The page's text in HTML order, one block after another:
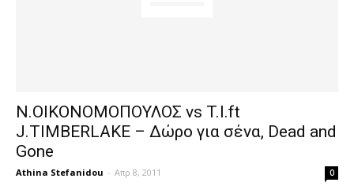
Ν.ΟΙΚΟΝΟΜΟΠΟΥΛΟΣ vs T.I.ft
J.TIMBERLAKE – Δώρο για σένα, Dead and
Gone
Athina Stefanidou - Απρ 8, 2011 0